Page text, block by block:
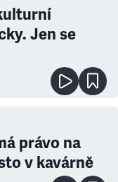
Jen se
právo na
v kavárně